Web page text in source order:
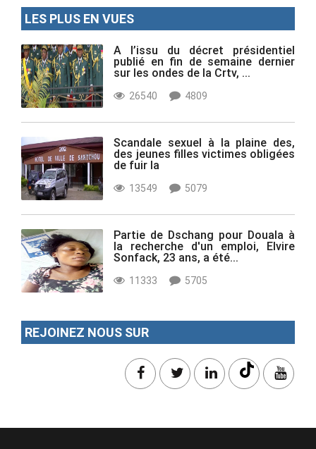
LES PLUS EN VUES
A l’issu du décret présidentiel
publié en fin de semaine dernier
sur les ondes de la Crtv, ...
26540 4809
Scandale sexuel à la plaine des,
des jeunes filles victimes obligées
de fuir la
13549 5079
Partie de Dschang pour Douala à
la recherche d'un emploi, Elvire
Sonfack, 23 ans, a été...
11333 5705
REJOINEZ NOUS SUR